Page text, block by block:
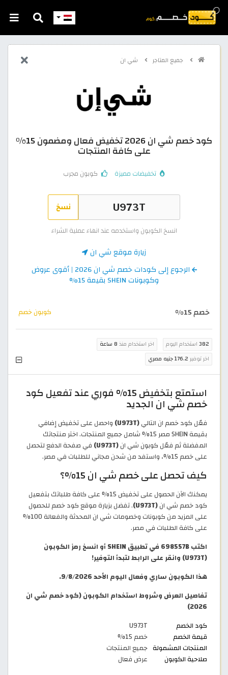
جميع المتاجر شي ان
كود خصم شي ان 2026 تخفيض فعال ومضمون 15%
على كافة المنتجات
تخفيضات مميزة كوبون مجرب
نسخ
انسخ الكوبون واستخدمه عند انهاء عملية الشراء
زيارة موقع شي ان
الرجوع إلى كودات خصم شي ان 2026 | أقوى عروض
وكوبونات SHEIN بقيمة 15%
خصم 15% كوبون خصم
382 استخدام اليوم اخر استخدام منذ 8 ساعة
اخر توفير 176.2 جنيه مصري
استمتع بتخفيض 15% فوري عند تفعيل كود
خصم شي ان الجديد
فعّل كود خصم ان التالي(U973T)
واحصل على تخفيض إضافي
بقيمة SHEIN مصر 15% شامل جميع المنتجات. اختر منتجاتك
المفضلة ثم فعّل كوبون شي ان(U973T)
في صفحة الدفع لتحصل
على خصم 15%، واستفد من شحن مجاني للطلبات في مصر.
كيف تحصل على خصم شي ان 15%؟
يمكنك الآن الحصول على تخفيض 15% على كافة طلباتك بتفعيل
كود خصم شي ان(U973T)
. تفضل بزيارة موقع كود خصم للحصول
على المزيد من كوبونات وخصومات شي ان المحدثة والفعالة 100%
على كافة الطلبات في مصر.
اكتب 698557B في تطبيق SHEIN أو انسخ رمز الكوبون
(U973T) وانقر على الرابط لتبدأ التوفير!
هذا الكوبون ساري وفعال اليوم الأحد 9/8/2026.
تفاصيل العرض وشروط استخدام الكوبون (كود خصم شي ان
2026)
كود الخصم
U973T
قيمة الخصم
خصم 15%
المنتجات المشمولة جميع المنتجات
صلاحية الكوبون
عرض فعال